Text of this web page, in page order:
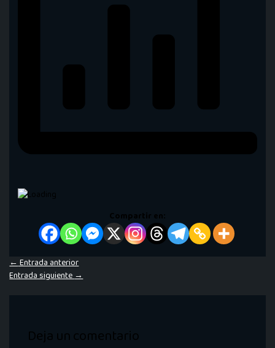
Compartir en:
←Entrada anterior
Entrada siguiente→
Deja un comentario